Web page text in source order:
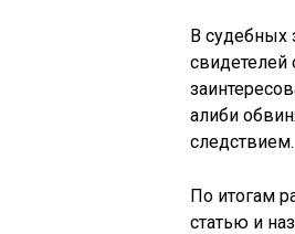
В судебных
свидетелей
алиби
следствием.
По итогам
статью и